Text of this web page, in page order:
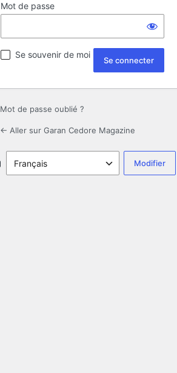
Mot de passe
Se souvenir de moi
Mot de passe oublié ?
← Aller sur Garan Cedore Magazine
Langue